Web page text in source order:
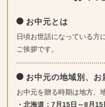
お中元とは
日頃お世話になっている方
ご挨拶です。
お中元の地域別、お
お中元を贈る時期は地方、
・北海道：7月15日～8月15